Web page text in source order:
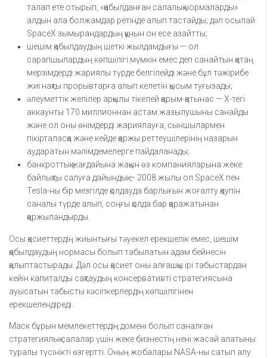
талап ете отырып, «қабылданған салалық нормаларды»
алдын ала болжамдар ретінде алып тастайды; дәл осылай
SpaceX зымырандардың құнын он есе азайтты;
шешім қабылдаудың шеткі жылдамдығы — ол
сарапшылардың көпшілігі мүмкін емес деп санайтын қатаң
мерзімдерді жариялы түрде белгілейді және бұл тәжірибе
жиі нақты прорывтарға алып келетін қысым туғызады;
әлеуметтік желілер арқылы тікелей қарым-қатынас — X-тегі
аккаунты 170 миллионнан астам жазылушыны санайды
және ол оны өнімдерді жариялауға, сыншылармен
пікірталасқа және кейде қаржы реттеушілерінің назарын
аударатын мәлімдемелерге пайдаланады;
банкроттық жағдайына жақын өз компанияларына жеке
байлықты салуға дайындық — 2008 жылы ол SpaceX пен
Tesla-ны бір мезгілде қолдауда барлығын жоғалту қаупін
саналы түрде алып, соңғы қолда бар қаражатынан
қаржыландырды.
Осы қасиеттердің жиынтығы тәуекел ерекшелік емес, шешім
қабылдаудың нормасы болып табылатын адам бейнесін
қалыптастырады. Дәл осы қасиет оны алғашқы ірі табыстардан
кейін капиталды сақтаудың консервативті стратегиясына
ауысатын табысты кәсіпкерлердің көпшілігінен
ерекшелендіреді.
Маск бұрын мемлекеттердің домені болып саналған
стратегиялық салалар үшін жеке бизнестің нені жасай алатыны
туралы түсінікті өзгертті. Оның жобалары NASA-ны сатып алу